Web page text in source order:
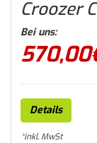
Croozer
Bei uns:
570,00
Details
*inkl. MwSt